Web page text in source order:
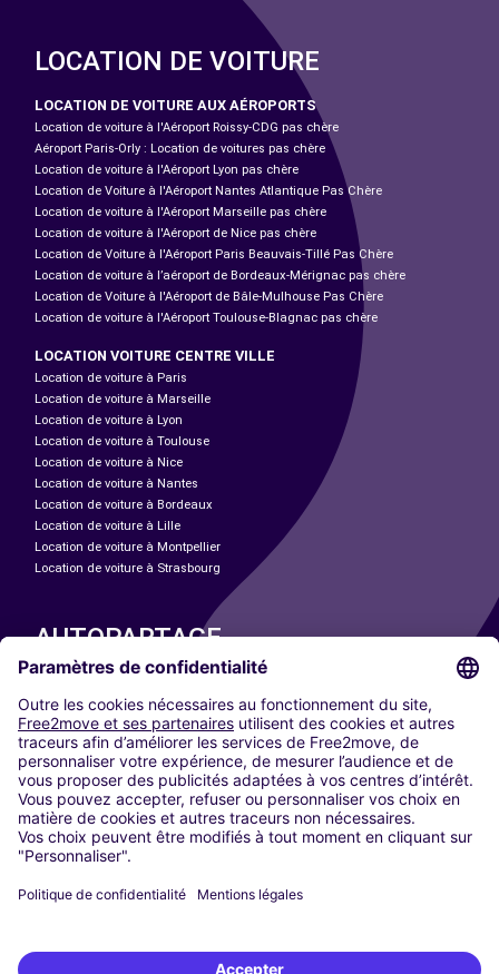
LOCATION DE VOITURE
LOCATION DE VOITURE AUX AÉROPORTS
Location de voiture à l'Aéroport Roissy-CDG pas chère
Aéroport Paris-Orly : Location de voitures pas chère
Location de voiture à l'Aéroport Lyon pas chère
Location de Voiture à l'Aéroport Nantes Atlantique Pas Chère
Location de voiture à l'Aéroport Marseille pas chère
Location de voiture à l'Aéroport de Nice pas chère
Location de Voiture à l'Aéroport Paris Beauvais-Tillé Pas Chère
Location de voiture à l’aéroport de Bordeaux-Mérignac pas chère
Location de Voiture à l'Aéroport de Bâle-Mulhouse Pas Chère
Location de voiture à l'Aéroport Toulouse-Blagnac pas chère
LOCATION VOITURE CENTRE VILLE
Location de voiture à Paris
Location de voiture à Marseille
Location de voiture à Lyon
Location de voiture à Toulouse
Location de voiture à Nice
Location de voiture à Nantes
Location de voiture à Bordeaux
Location de voiture à Lille
Location de voiture à Montpellier
Location de voiture à Strasbourg
AUTOPARTAGE
Paris
Madrid
Washington DC
Milan
Rome
Turin
Vienne
Berlin
Düsseldorf